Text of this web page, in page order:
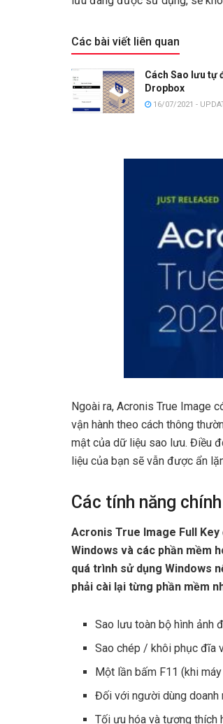
Các bài viết liên quan
Cách Sao lưu tự
Dropbox
16/07/2021 -
Ngoài ra, Acronis True Image
vận hành theo cách thông
mật của dữ liệu sao lưu. Điều
liệu của bạn sẽ vẫn được ẩn
Các tính năng
Acronis True Image Full
Windows và các phần mềm
quá trình sử dụng Windows
phải cài lại từng phần mềm
Sao lưu toàn bộ hình ảnh
Sao chép / khôi phục đĩa
Một lần bấm F11 (khi
Đối với người dùng doanh
Tối ưu hóa và tương thích